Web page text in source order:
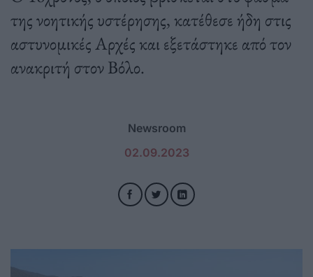
της νοητικής υστέρησης, κατέθεσε ήδη στις
αστυνομικές Αρχές και εξετάστηκε από τον
ανακριτή στον Βόλο.
Newsroom
02.09.2023